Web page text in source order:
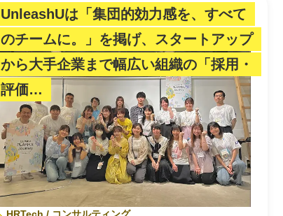
UnleashUは「集団的効力感を、すべて
のチームに。」を掲げ、スタートアップ
から大手企業まで幅広い組織の「採用・
評価…